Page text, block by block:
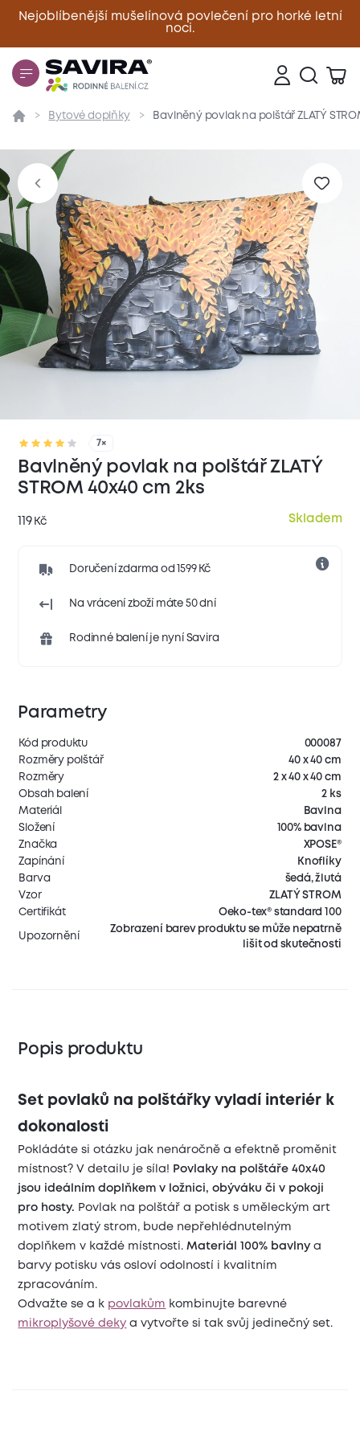
Nejoblíbenější mušelínová povlečení pro horké letní
noci.
Zavřít
Přehled Parametry Popis produktu Materiál
Bytové doplňky Bavlněný povlak na polštář ZLATÝ
7×
Bavlněný povlak na polštář ZLATÝ
STROM 40x40 cm 2ks
119 Kč Skladem
Doručení zdarma od 1599 Kč
Na vrácení zboží máte 50 dní
Rodinné balení je nyní Savira
Parametry
Kód produktu
000087
Rozměry polštář
40 x 40 cm
Rozměry
2 x 40 x 40 cm
Obsah balení
2 ks
Materiál
Bavlna
Složení
100% bavlna
Značka
XPOSE®
Zapínání
Knoflíky
Barva
šedá, žlutá
Vzor
ZLATÝ STROM
Certifikát
Oeko-tex® standard 100
Upozornění
Zobrazení barev produktu se může nepatrně
lišit od skutečnosti
Popis produktu
Set povlaků na polštářky vyladí interiér k
dokonalosti
Pokládáte si otázku jak nenáročně a efektně proměnit
místnost? V detailu je síla!
Povlaky na polštáře 40x40
jsou ideálním doplňkem v ložnici, obýváku či v pokoji
pro hosty. Povlak na polštář a potisk s uměleckým art
motivem zlatý strom, bude nepřehlédnutelným
doplňkem v každé místnosti.Materiál 100% bavlny a
barvy potisku vás osloví odolností i kvalitním
zpracováním.
Odvažte se a k povlakům kombinujte barevné
mikroplyšové deky a vytvořte si tak svůj jedinečný set.